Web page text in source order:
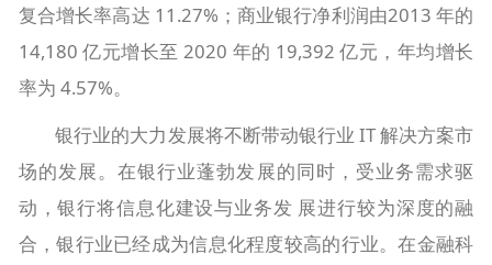
复合增长率高达 11.27%；商业银行净利润由2013 年的
14,180 亿元增长至 2020 年的 19,392 亿元，年均增长
率为 4.57%。
银行业的大力发展将不断带动银行业 IT 解决方案市
场的发展。在银行业蓬勃发展的同时，受业务需求驱
动，银行将信息化建设与业务发 展进行较为深度的融
合，银行业已经成为信息化程度较高的行业。在金融科